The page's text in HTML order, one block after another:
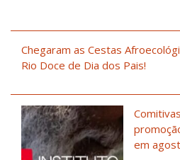
Chegaram as Cestas
Rio Doce de Dia dos Pais!
em